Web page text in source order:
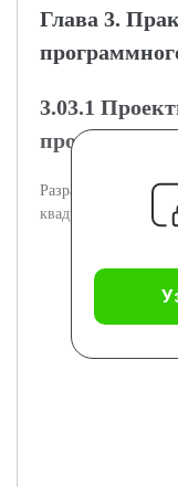
Глава 3.
3.03.1
Разработка
квадрокоптера с